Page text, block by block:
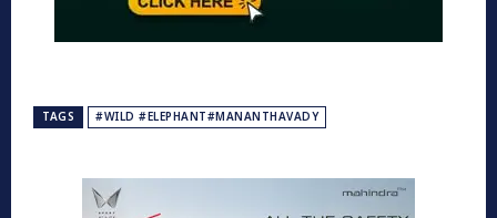
TAGS #WILD #ELEPHANT#MANANTHAVADY